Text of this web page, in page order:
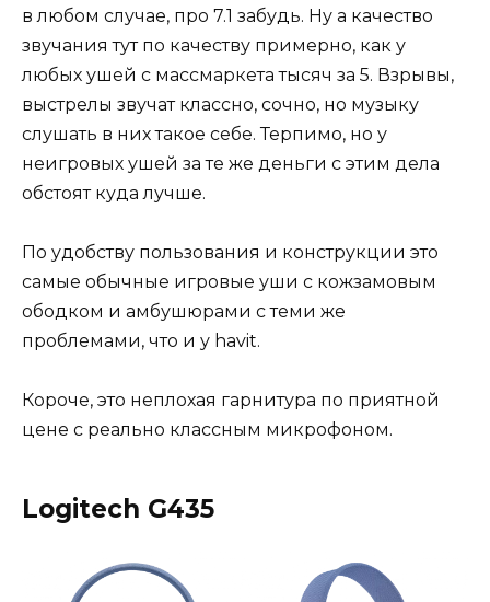
в любом случае, про 7.1 забудь. Ну а качество
звучания тут по качеству примерно, как у
любых ушей с массмаркета тысяч за 5. Взрывы,
выстрелы звучат классно, сочно, но музыку
слушать в них такое себе. Терпимо, но у
неигровых ушей за те же деньги с этим дела
обстоят куда лучше.
По удобству пользования и конструкции это
самые обычные игровые уши с кожзамовым
ободком и амбушюрами с теми же
проблемами, что и у havit.
Короче, это неплохая гарнитура по приятной
цене с реально классным микрофоном.
Logitech G435